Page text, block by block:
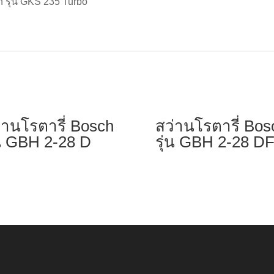
นโรตารี่ Bosch
GBH 2-28 D
สว่านโรตารี่
รุ่น GBH 2-28